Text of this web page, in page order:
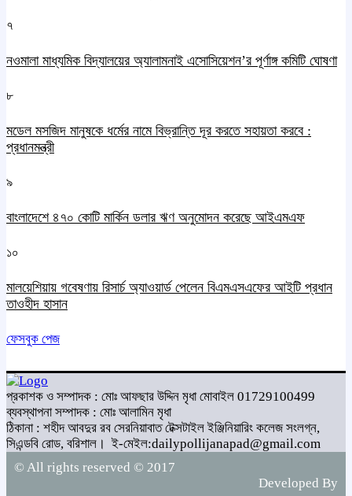
৭
নওমালা মাধ্যমিক বিদ্যালয়ের অ্যালামনাই এসোসিয়েশন’র পূর্ণাঙ্গ কমিটি ঘোষণা
৮
মডেল মসজিদ মানুষকে ধর্মের নামে বিভ্রান্তি দূর করতে সহায়তা করবে :
প্রধানমন্ত্রী
৯
বাংলাদেশে ৪৭০ কোটি মার্কিন ডলার ঋণ অনুমোদন করেছে আইএমএফ
১০
মালয়েশিয়ায় গবেষণায় রিসার্চ অ্যাওয়ার্ড পেলেন বিএমএসএফের আইটি প্রধান
তাওহীদ হাসান
ফেসবুক পেজ
প্রকাশক ও সম্পাদক : মোঃ আফছার উদ্দিন মৃধা মোবাইল 01729100499
ব্যবস্থাপনা সম্পাদক : মোঃ আলামিন মৃধা
ঠিকানা : শহীদ আবদুর রব সেরনিয়াবাত টেক্সটাইল ইঞ্জিনিয়ারিং কলেজ সংলগ্ন,
সিএন্ডবি রোড, বরিশাল।ই-মেইল:dailypollijanapad@gmail.com
© All rights reserved © 2017
Developed By